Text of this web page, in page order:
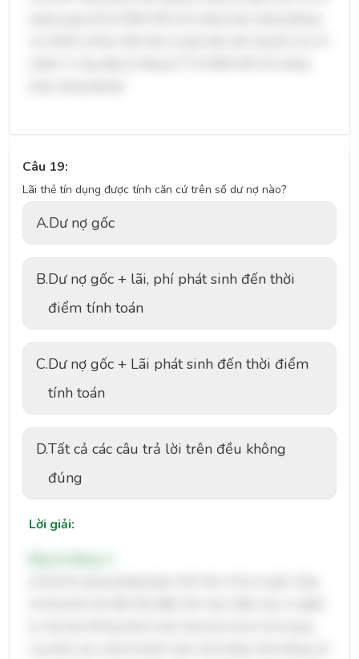
Câu 19:
Lãi thẻ tín dụng được tính căn cứ trên số dư nợ nào?
A.Dư nợ gốc
B.Dư nợ gốc + lãi, phí phát sinh đến thời
điểm tính toán
C.Dư nợ gốc + Lãi phát sinh đến thời điểm
tính toán
D.Tất cả các câu trả lời trên đều không
đúng
Lời giải: